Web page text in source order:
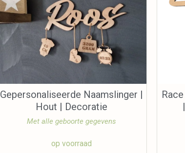
Gepersonaliseerde Naamslinger |
Hout | Decoratie
Met alle geboorte gegevens
op voorraad